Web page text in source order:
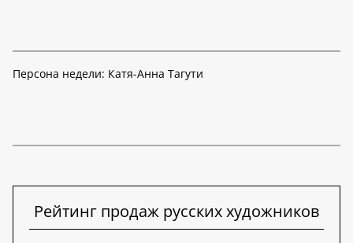
Персона недели: Катя-Анна Тагути
Рейтинг продаж русских художников